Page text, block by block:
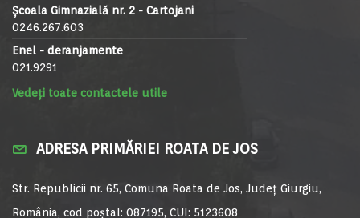
Școala Gimnazială nr. 2 - Cartojani
0246.267.603
Enel - deranjamente
021.9291
Vedeți toate contactele utile
ADRESA PRIMĂRIEI ROATA DE JOS
Str. Republicii nr. 65, Comuna Roata de Jos, Județ Giurgiu,
România, cod poștal: 087195, CUI: 5123608